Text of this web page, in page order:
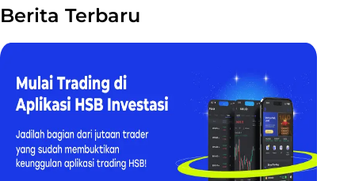
Berita Terbaru